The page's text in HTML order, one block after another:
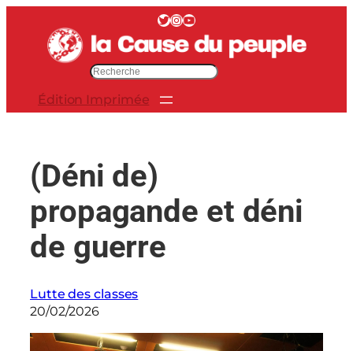
contenu
Twitter InstagramYouTube
c
h
e
r
Édition Imprimée
(Déni de)
propagande et déni
de guerre
Lutte des classes
20/02/2026